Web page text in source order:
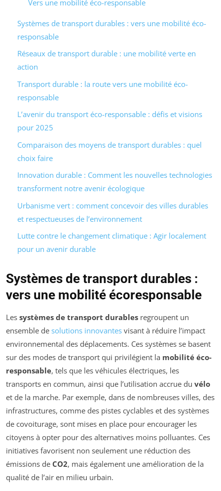
Vers une mobilité éco-responsable
Systèmes de transport durables : vers une mobilité éco-
responsable
Réseaux de transport durable : une mobilité verte en
action
Transport durable : la route vers une mobilité éco-
responsable
L’avenir du transport éco-responsable : défis et visions
pour 2025
Comparaison des moyens de transport durables : quel
choix faire
Innovation durable : Comment les nouvelles technologies
transforment notre avenir écologique
Urbanisme vert : comment concevoir des villes durables
et respectueuses de l’environnement
Lutte contre le changement climatique : Agir localement
pour un avenir durable
Systèmes de transport durables :
vers une mobilité écoresponsable
Les systèmes de transport durables regroupent un
ensemble de solutions innovantes visant à réduire l’impact
environnemental des déplacements. Ces systèmes se basent
sur des modes de transport qui privilégient la mobilité éco-
responsable, tels que les véhicules électriques, les
transports en commun, ainsi que l’utilisation accrue du vélo
et de la marche. Par exemple, dans de nombreuses villes, des
infrastructures, comme des pistes cyclables et des systèmes
de covoiturage, sont mises en place pour encourager les
citoyens à opter pour des alternatives moins polluantes. Ces
initiatives favorisent non seulement une réduction des
émissions de CO2, mais également une amélioration de la
qualité de l’air en milieu urbain.